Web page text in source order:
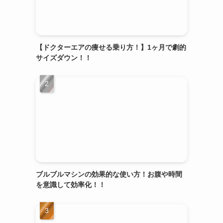
【ドクターエアの痩せる乗り方！】1ヶ月で劇的
サイズダウン！！
ブルブルマシンの効果的な使い方！お腹や時間
を意識して効率化！！